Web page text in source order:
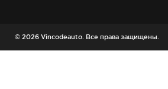
© 2026 Vincodeauto. Все права защищены.